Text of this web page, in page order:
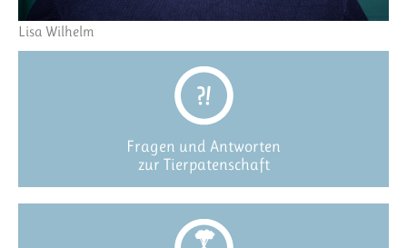
Lisa Wilhelm
Fragen und Antworten
zur Tierpatenschaft